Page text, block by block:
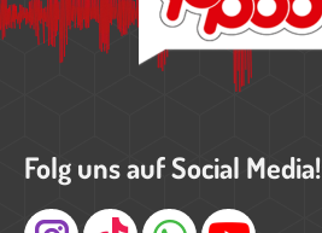
Folg uns auf Social Media!